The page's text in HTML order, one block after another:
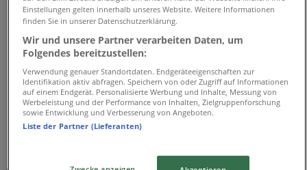
Dienstag
07:00 - 20:00
Mittwoch
07:00 - 20:00
Donnerstag
07:00 - 20:00
Freitag
07:00 - 20:00
Samstag
Einstellungen gelten innerhalb unseres Website. Weitere Informationen
finden Sie in unserer Datenschutzerklärung.
Wir und unsere Partner verarbeiten Daten, um
Folgendes bereitzustellen:
Verwendung genauer Standortdaten. Endgeräteeigenschaften zur
Identifikation aktiv abfragen. Speichern von oder Zugriff auf Informationen
auf einem Endgerät. Personalisierte Werbung und Inhalte, Messung von
Werbeleistung und der Performance von Inhalten, Zielgruppenforschung
sowie Entwicklung und Verbesserung von Angeboten.
Liste der Partner (Lieferanten)